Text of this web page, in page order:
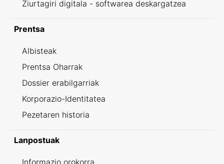
Ziurtagiri digitala - softwarea deskargatzea
Prentsa
Albisteak
Prentsa Oharrak
Dossier erabilgarriak
Korporazio-Identitatea
Pezetaren historia
Lanpostuak
Informazio orokorra